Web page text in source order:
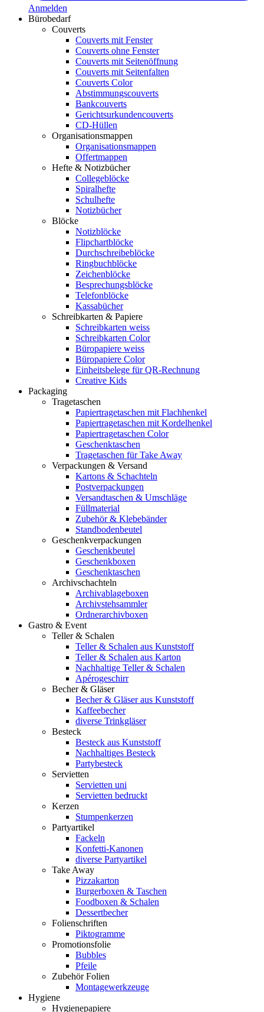
Anmelden
Bürobedarf
Couverts
Couverts mit Fenster
Couverts ohne Fenster
Couverts mit Seitenöffnung
Couverts mit Seitenfalten
Couverts Color
Abstimmungscouverts
Bankcouverts
Gerichtsurkundencouverts
CD-Hüllen
Organisationsmappen
Organisationsmappen
Offertmappen
Hefte & Notizbücher
Collegeblöcke
Spiralhefte
Schulhefte
Notizbücher
Blöcke
Notizblöcke
Flipchartblöcke
Durchschreibeblöcke
Ringbuchblöcke
Zeichenblöcke
Besprechungsblöcke
Telefonblöcke
Kassabücher
Schreibkarten & Papiere
Schreibkarten weiss
Schreibkarten Color
Büropapiere weiss
Büropapiere Color
Einheitsbelege für QR-Rechnung
Creative Kids
Packaging
Tragetaschen
Papiertragetaschen mit Flachhenkel
Papiertragetaschen mit Kordelhenkel
Papiertragetaschen Color
Geschenktaschen
Tragetaschen für Take Away
Verpackungen & Versand
Kartons & Schachteln
Postverpackungen
Versandtaschen & Umschläge
Füllmaterial
Zubehör & Klebebänder
Standbodenbeutel
Geschenkverpackungen
Geschenkbeutel
Geschenkboxen
Geschenktaschen
Archivschachteln
Archivablageboxen
Archivstehsammler
Ordnerarchivboxen
Gastro & Event
Teller & Schalen
Teller & Schalen aus Kunststoff
Teller & Schalen aus Karton
Nachhaltige Teller & Schalen
Apérogeschirr
Becher & Gläser
Becher & Gläser aus Kunststoff
Kaffeebecher
diverse Trinkgläser
Besteck
Besteck aus Kunststoff
Nachhaltiges Besteck
Partybesteck
Servietten
Servietten uni
Servietten bedruckt
Kerzen
Stumpenkerzen
Partyartikel
Fackeln
Konfetti-Kanonen
diverse Partyartikel
Take Away
Pizzakarton
Burgerboxen & Taschen
Foodboxen & Schalen
Dessertbecher
Folienschriften
Piktogramme
Promotionsfolie
Bubbles
Pfeile
Zubehör Folien
Montagewerkzeuge
Hygiene
Hygienepapiere